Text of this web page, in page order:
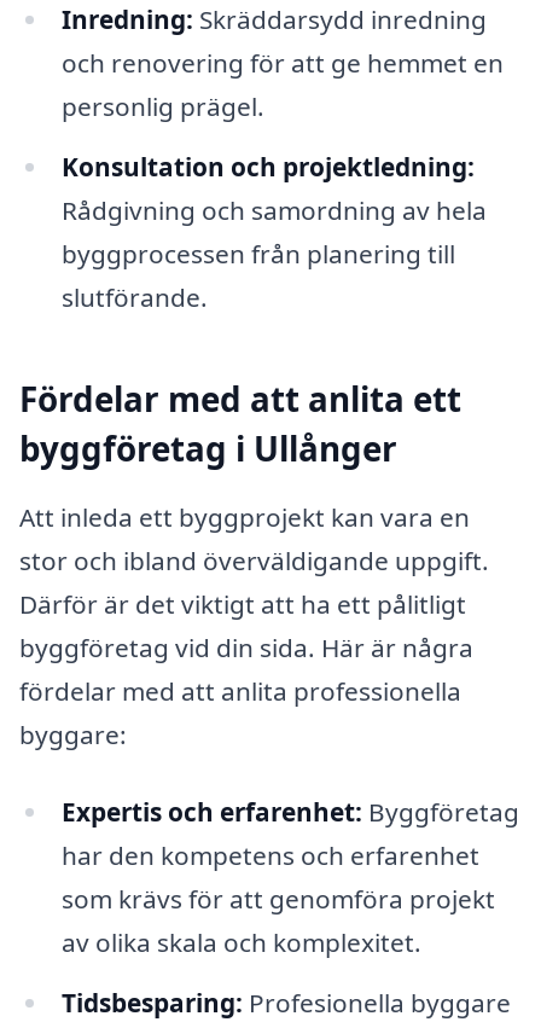
Inredning: Skräddarsydd inredning
och renovering för att ge hemmet en
personlig prägel.
Konsultation och projektledning:
Rådgivning och samordning av hela
byggprocessen från planering till
slutförande.
Fördelar med att anlita ett
byggföretag i Ullånger
Att inleda ett byggprojekt kan vara en
stor och ibland överväldigande uppgift.
Därför är det viktigt att ha ett pålitligt
byggföretag vid din sida. Här är några
fördelar med att anlita professionella
byggare:
Expertis och erfarenhet: Byggföretag
har den kompetens och erfarenhet
som krävs för att genomföra projekt
av olika skala och komplexitet.
Tidsbesparing: Profesionella byggare